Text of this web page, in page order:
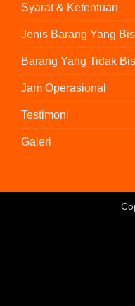
Syarat & Ketentuan
Jenis Barang Yang
Barang Yang Tidak
Jam Operasional
Testimoni
Galeri